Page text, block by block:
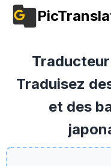
Traduisez
et des